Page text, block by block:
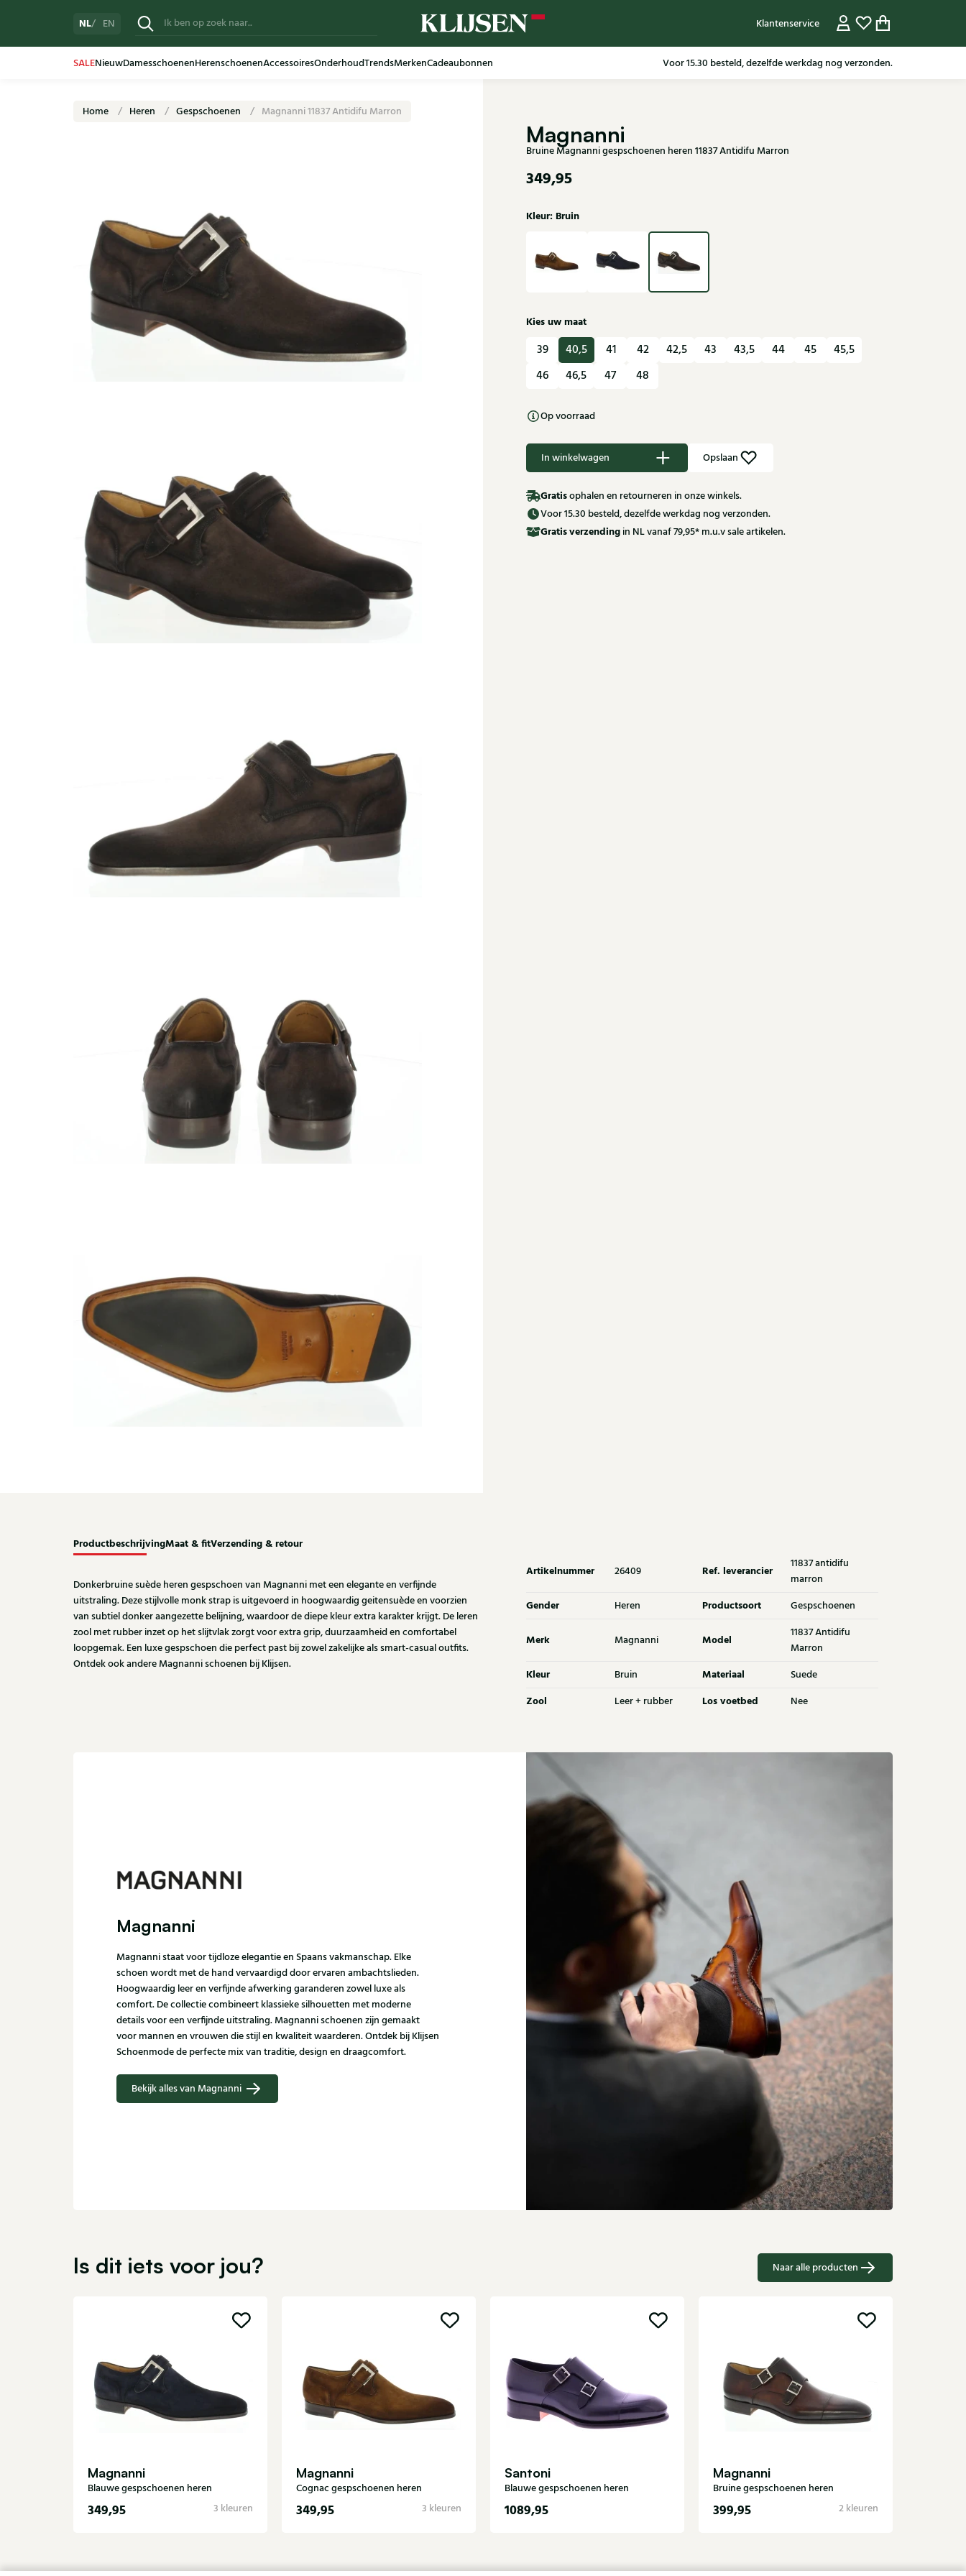
NL EN Klantenservice
SALENieuwDamesschoenenHerenschoenenAccessoiresOnderhoudTrendsMerkenCadeaubonnen Gratis verzending in NL vanaf 79,95* m.u.v sale artikelen.
Home Heren Gespschoenen Magnanni 11837 Antidifu Marron
Magnanni
Bruine Magnanni gespschoenen heren 11837 Antidifu Marron
349,95
Kleur: Bruin
Kies uw maat
39 40,5 41 42 42,5 43 43,5 44 45
45,5
46
46,5 47 48
Op voorraad
In winkelwagen Opslaan
Gratisophalen en retourneren in onze winkels.
Voor 15.30 besteld, dezelfde werkdag nog verzonden.
Gratisverzending in NL vanaf 79,95* m.u.v sale artikelen.
ProductbeschrijvingMaat & fitVerzending & retour
Donkerbruine suède heren gespschoen van Magnanni met een elegante en verfijnde
uitstraling. Deze stijlvolle monk strap is uitgevoerd in hoogwaardig geitensuède en voorzien
van subtiel donker aangezette belijning, waardoor de diepe kleur extra karakter krijgt. De leren
zool met rubber inzet op het slijtvlak zorgt voor extra grip, duurzaamheid en comfortabel
loopgemak. Een luxe gespschoen die perfect past bij zowel zakelijke als smart-casual outfits.
Ontdek ook andere Magnanni schoenen bij Klijsen.
Artikelnummer 26409 Ref. leverancier
11837 antidifu
marron
Gender Heren Productsoort Gespschoenen
Merk Magnanni Model
11837 Antidifu
Marron
Kleur Bruin Materiaal Suede
Zool Leer + rubber Los voetbed Nee
Magnanni
Magnanni staat voor tijdloze elegantie en Spaans vakmanschap. Elke
schoen wordt met de hand vervaardigd door ervaren ambachtslieden.
Hoogwaardig leer en verfijnde afwerking garanderen zowel luxe als
comfort. De collectie combineert klassieke silhouetten met moderne
details voor een verfijnde uitstraling. Magnanni schoenen zijn gemaakt
voor mannen en vrouwen die stijl en kwaliteit waarderen. Ontdek bij Klijsen
Schoenmode de perfecte mix van traditie, design en draagcomfort.
Bekijk alles van Magnanni
Is dit iets voor jou? Naar alle producten
Magnanni
Blauwe gespschoenen heren
349,95 3 kleuren
Magnanni
Cognac gespschoenen heren
349,95 3 kleuren
Santoni
Blauwe gespschoenen heren
1089,95
Magnanni
Bruine gespschoenen heren
399,95 2 kleuren